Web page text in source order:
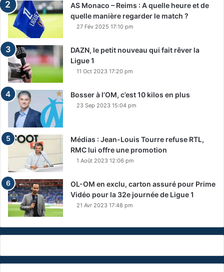
AS Monaco – Reims : A quelle heure et de
quelle manière regarder le match ?
27 Fév 2025 17:10 pm
DAZN, le petit nouveau qui fait rêver la
Ligue 1
11 Oct 2023 17:20 pm
Bosser à l’OM, c’est 10 kilos en plus
23 Sep 2023 15:04 pm
Médias : Jean-Louis Tourre refuse RTL,
RMC lui offre une promotion
1 Août 2023 12:06 pm
OL-OM en exclu, carton assuré pour Prime
Vidéo pour la 32e journée de Ligue 1
21 Avr 2023 17:48 pm